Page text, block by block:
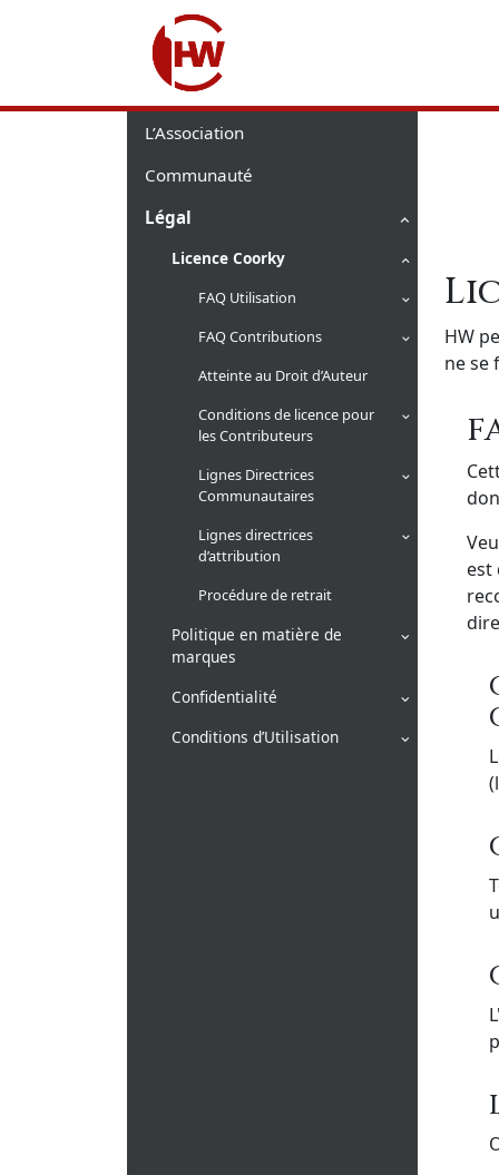
L’Association
Communauté
Légal
Licence Coorky
FAQ Utilisation
FAQ Contributions
Atteinte au Droit d’Auteur
Conditions de licence pour
les Contributeurs
Lignes Directrices
Communautaires
Lignes directrices
d’attribution
Procédure de retrait
Politique en matière de
marques
Confidentialité
Conditions d’Utilisation
HW
ne se
est